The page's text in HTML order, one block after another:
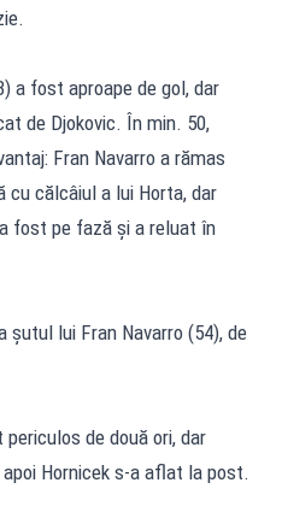
a fost aproape de gol, dar
de Djokovic. În min. 50,
Fran Navarro a rămas
cu călcâiul a lui Horta, dar
fost pe fază și a reluat în
șutul lui Fran Navarro (54), de
de două ori, dar
Hornicek s-a aflat la post.